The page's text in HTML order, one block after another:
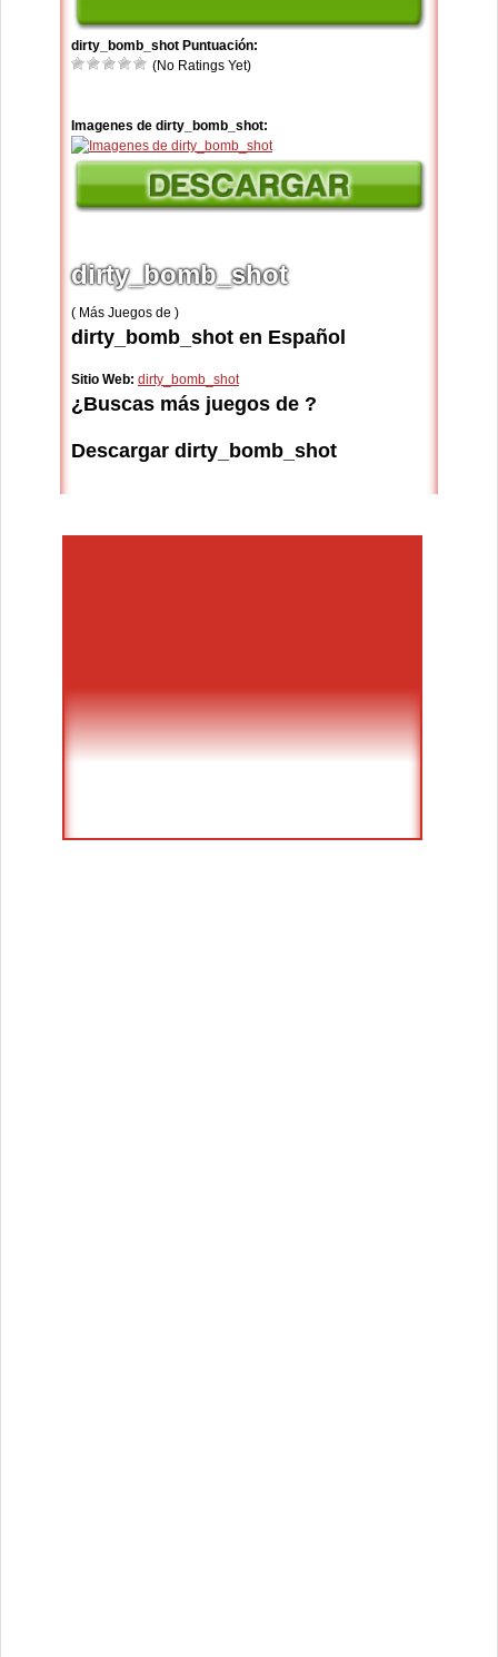
dirty_bomb_shot Puntuación:
(No Ratings Yet)
Imagenes de dirty_bomb_shot:
dirty_bomb_shot
( Más Juegos de )
dirty_bomb_shot en Español
Sitio Web: dirty_bomb_shot
¿Buscas más juegos de ?
Descargar dirty_bomb_shot